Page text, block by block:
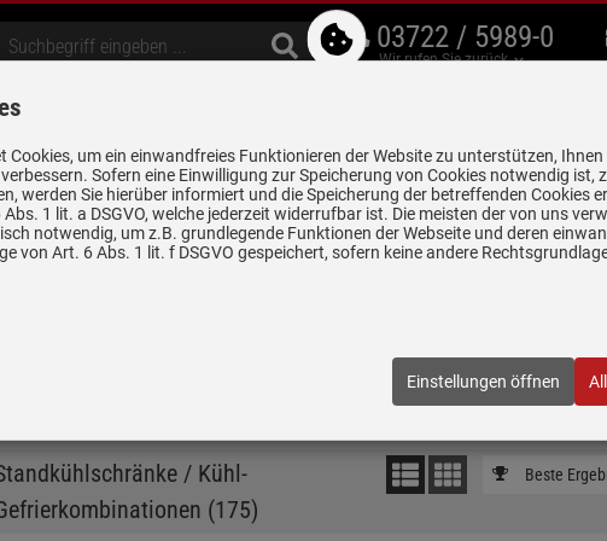
03722 / 5989-0
Wir rufen Sie zurück
5 Jahre Garantie auf
alle gekennzeichneten Produkte
Zwischen 8 und 10 Uhr werden einige Bilder und PDFs zeitweise nicht
Ein freistehender Kühlschrank bietet Ihnen maximale Flexibilität, ein modernes
große Auswahl an Standkühlschränken und Kühl-
/ Kühl-
(175)
Beste
Cookies, um ein einwandfreies Funktionieren der Website zu unterstützen,
Sofern eine Einwilligung zur Speicherung von Cookies notwendig ist,
werden Sie hierüber informiert und die Speicherung der betreffenden Cookies
1 lit. a DSGVO, welche jederzeit widerrufbar ist. Die meisten der von uns
notwendig, um z.B. grundlegende Funktionen der Webseite und deren
von Art. 6 Abs. 1 lit. f DSGVO gespeichert, sofern keine andere
Einstellungen öffnen